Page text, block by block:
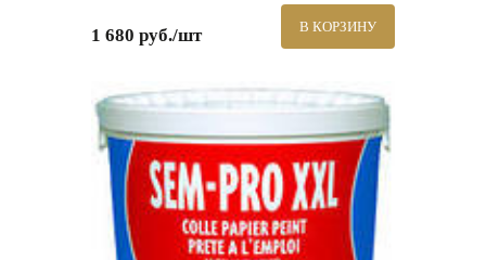
1 680 руб./шт В КОРЗИНУ